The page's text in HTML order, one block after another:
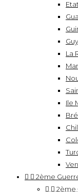
La
Ile
  2ème
  2ème